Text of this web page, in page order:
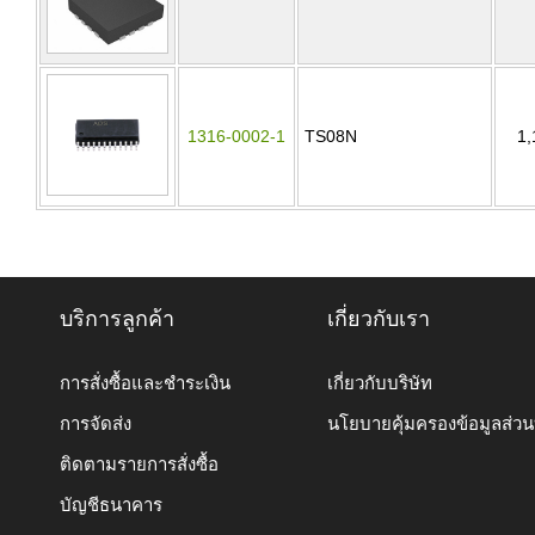
1316-0002-1 TS08N
บริการลูกค้า
การสั่งซื้อและชำระเงิน
การจัดส่ง
ติดตามรายการสั่งซื้อ
บัญชีธนาคาร
เกี่ยวกับเรา
เกี่ยวกับบริษัท
นโยบายคุ้มครองข้อมูลส่ว